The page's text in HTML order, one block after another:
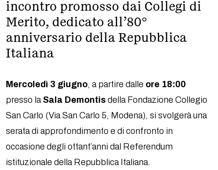
incontro promosso dai Collegi di
Merito, dedicato all’80°
anniversario della Repubblica
Italiana
Mercoledì 3 giugno, a partire dalle ore 18:00
presso la Sala Demontis della Fondazione Collegio
San Carlo (Via San Carlo 5, Modena), si svolgerà una
serata di approfondimento e di confronto in
occasione degli ottant’anni dal Referendum
istituzionale della Repubblica Italiana.